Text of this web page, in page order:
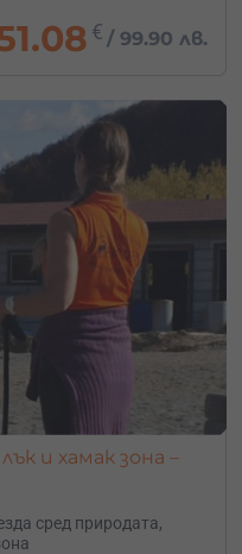
€ / 99.90 лв.
и хамак зона –
сред природата,